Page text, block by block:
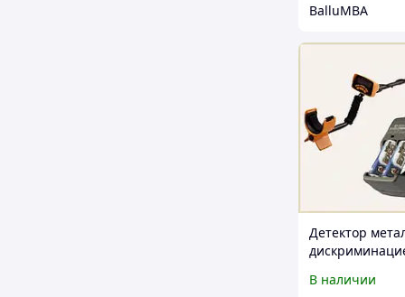
BalluMBA
Детектор
мусора
В наличии